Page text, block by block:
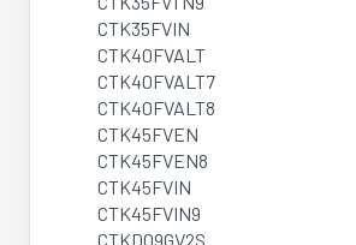
CTK35FVIN
CTK40FVALT
CTK40FVALT7
CTK40FVALT8
CTK45FVEN
CTK45FVEN8
CTK45FVIN
CTK45FVIN9
CTKD09GV2S